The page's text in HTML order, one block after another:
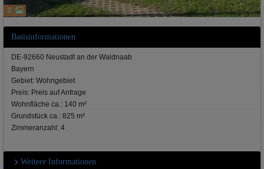
3
Basisinformationen
DE-92660 Neustadt an der Waldnaab
Bayern
Gebiet: Wohngebiet
Preis: Preis auf Anfrage
Wohnfläche ca.: 140 m²
Grundstück ca.: 825 m²
Zimmeranzahl: 4
Weitere Informationen